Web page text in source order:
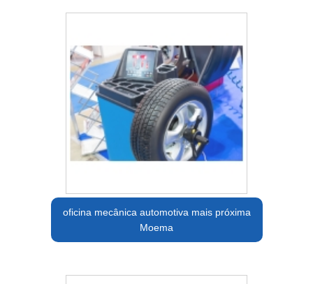
oficina mecânica automotiva mais próxima
Moema